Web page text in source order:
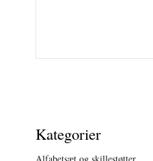
Kategorier